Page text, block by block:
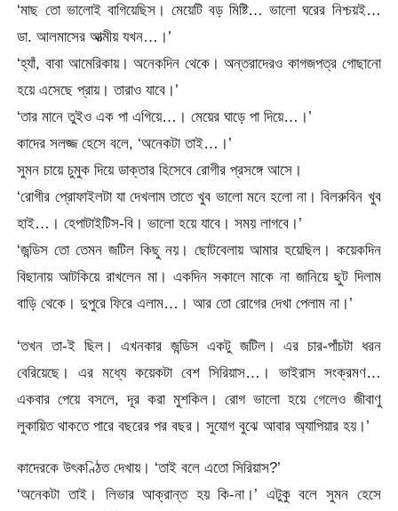
‘মাছ তো ভালোই বাগিয়েছিস। মেয়েটি বড় মিষ্টি… ভালো ঘরের নিশ্চয়ই…
ডা. আলমাসের আত্মীয় যখন…।’
‘হ্যাঁ, বাবা আমেরিকায়। অনেকদিন থেকে। অন্তরাদেরও কাগজপত্র গোছানো
হয়ে এসেছে প্রায়। তারাও যাবে।’
‘তার মানে তুইও এক পা এগিয়ে…। মেয়ের ঘাড়ে পা দিয়ে…।’
কাদের সলজ্জ হেসে বলে, ‘অনেকটা তাই…।’
সুমন চায়ে চুমুক দিয়ে ডাক্তার হিসেবে রোগীর প্রসঙ্গে আসে।
‘রোগীর প্রোফাইলটা যা দেখলাম তাতে খুব ভালো মনে হলো না। বিলরুবিন খুব
হাই…। হেপাটাইটিস-বি। ভালো হয়ে যাবে। সময় লাগবে।’
‘জন্ডিস তো তেমন জটিল কিছু নয়। ছোটবেলায় আমার হয়েছিল। কয়েকদিন
বিছানায় আটকিয়ে রাখলেন মা। একদিন সকালে মাকে না জানিয়ে ছুট দিলাম
বাড়ি থেকে। দুপুরে ফিরে এলাম…। আর তো রোগের দেখা পেলাম না।’
‘তখন তা-ই ছিল। এখনকার জন্ডিস একটু জটিল। এর চার-পাঁচটা ধরন
বেরিয়েছে। এর মধ্যে কয়েকটা বেশ সিরিয়াস…। ভাইরাস সংক্রমণ…
একবার পেয়ে বসলে, দূর করা মুশকিল। রোগ ভালো হয়ে গেলেও জীবাণু
লুকায়িত থাকতে পারে বছরের পর বছর। সুযোগ বুঝে আবার অ্যাপিয়ার হয়।’
কাদেরকে উৎকণ্ঠিত দেখায়। ‘তাই বলে এতো সিরিয়াস?’
‘অনেকটা তাই। লিভার আক্রান্ত হয় কি-না।’ এটুকু বলে সুমন হেসে